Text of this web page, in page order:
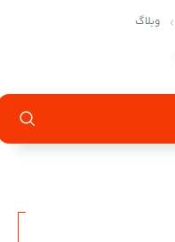
وبلاگ